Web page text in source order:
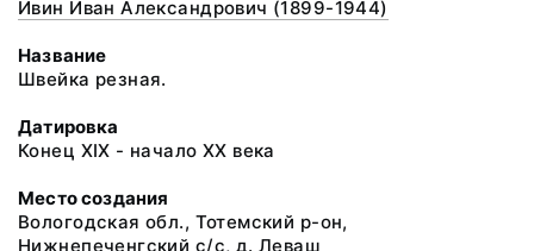
Ивин Иван Александрович (1899-1944)
Название
Швейка резная.
Датировка
Конец XIX - начало XX века
Место создания
Вологодская обл., Тотемский р-он,
Нижнепеченгский с/с, д. Леваш